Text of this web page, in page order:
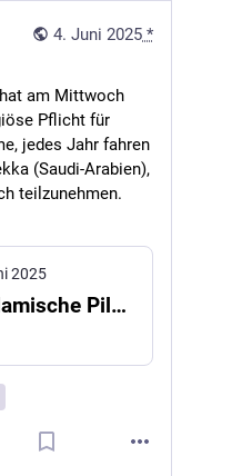
4. Juni 2025 *
am Mittwoch
Pflicht für
jedes Jahr fahren
(Saudi-Arabien),
teilzunehmen.
2025
Mekka: Islamische Pilgerreise Hadsch hat begonnen